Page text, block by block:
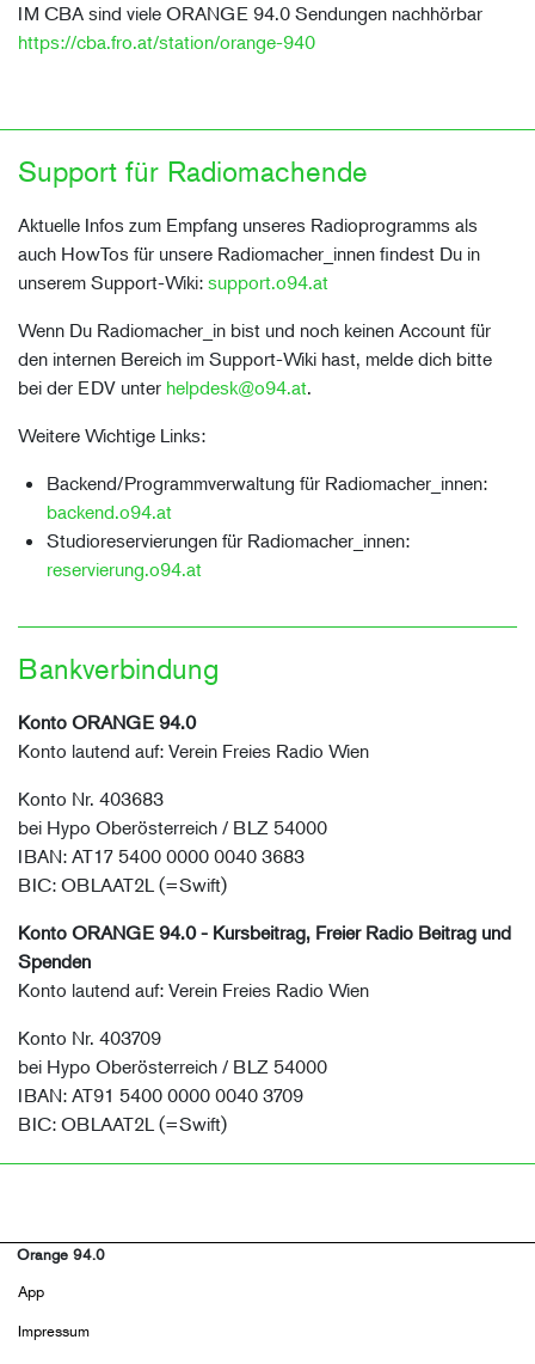
IM CBA sind viele ORANGE 94.0 Sendungen nachhörbar
https://cba.fro.at/station/orange-940
Support für Radiomachende
Aktuelle Infos zum Empfang unseres Radioprogramms als
auch HowTos für unsere Radiomacher_innen findest Du in
unserem Support-Wiki: support.o94.at
Wenn Du Radiomacher_in bist und noch keinen Account für
den internen Bereich im Support-Wiki hast, melde dich bitte
bei der EDV unter helpdesk@o94.at.
Weitere Wichtige Links:
Backend/Programmverwaltung für Radiomacher_innen:
backend.o94.at
Studioreservierungen für Radiomacher_innen:
reservierung.o94.at
Bankverbindung
Konto ORANGE 94.0
Konto lautend auf: Verein Freies Radio Wien
Konto Nr. 403683
bei Hypo Oberösterreich / BLZ 54000
IBAN: AT17 5400 0000 0040 3683
BIC: OBLAAT2L (=Swift)
Konto ORANGE 94.0 - Kursbeitrag, Freier Radio Beitrag und
Spenden
Konto lautend auf: Verein Freies Radio Wien
Konto Nr. 403709
bei Hypo Oberösterreich / BLZ 54000
IBAN: AT91 5400 0000 0040 3709
BIC: OBLAAT2L (=Swift)
Orange 94.0
Footer
menu
App
Impressum